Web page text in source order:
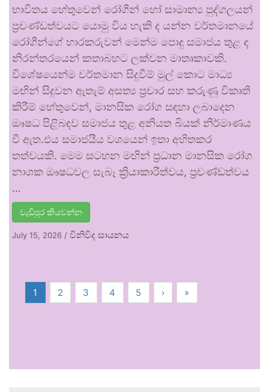
භාවිතය හේතුවෙන් රෝගීන් හෝ සාමාන්‍ය පුද්ගලයන්
ප්‍රචණ්ඩත්වයට යොමු විය හැකි ද යන්න වර්තමානයේ
රෝගීන්ගේ භාරකරුවන් මෙන්ම පොදු සමාජය තුළ ද
නිරන්තරයෙන් කතාබහට ලක්වන මාතෘකාවකි.
විශේෂයෙන්ම වර්තමාන සිදුවීම් මුල් කොට මාධ්‍ය
මඟින් සිදුවන ඇතැම් අසත්‍ය ප්‍රචාර සහ කරුණු විකෘති
කිරීම් හේතුවෙන්, මානසික රෝග සඳහා ලබාදෙන
ඖෂධ පිළිබඳව සමාජය තුළ අනියත බියක් නිර්මාණය
වී ඇත.එය සමාජයීය වශයෙන් ඉතා අහිතකර
තත්වයකි. මෙම සටහන මඟින් ප්‍රධාන මානසික රෝග
නාශක ඖෂධවල සැබෑ ක්‍රියාකාරීත්වය, ප්‍රචණ්ඩත්වය
…
වැඩිපුර කියවන්න
July 15, 2026 / විනිවිද සායනය
1 2 3 4 5 › »